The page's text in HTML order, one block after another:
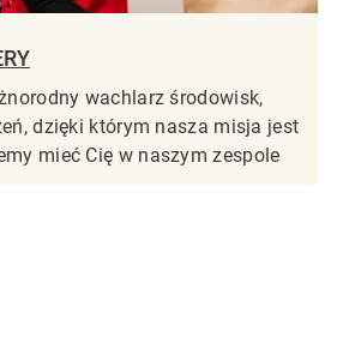
wachlarz środowisk,
dzięki którym nasza misja jest
mieć Cię w naszym zespole